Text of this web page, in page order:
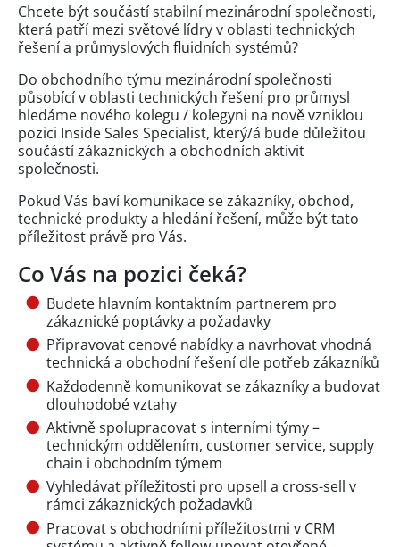
Chcete být součástí stabilní mezinárodní společnosti,
která patří mezi světové lídry v oblasti technických
řešení a průmyslových fluidních systémů?
Do obchodního týmu mezinárodní společnosti
působící v oblasti technických řešení pro průmysl
hledáme nového kolegu / kolegyni na nově vzniklou
pozici Inside Sales Specialist, který/á bude důležitou
součástí zákaznických a obchodních aktivit
společnosti.
Pokud Vás baví komunikace se zákazníky, obchod,
technické produkty a hledání řešení, může být tato
příležitost právě pro Vás.
Co Vás na pozici čeká?
Budete hlavním kontaktním partnerem pro
zákaznické poptávky a požadavky
Připravovat cenové nabídky a navrhovat vhodná
technická a obchodní řešení dle potřeb zákazníků
Každodenně komunikovat se zákazníky a budovat
dlouhodobé vztahy
Aktivně spolupracovat s interními týmy –
technickým oddělením, customer service, supply
chain i obchodním týmem
Vyhledávat příležitosti pro upsell a cross-sell v
rámci zákaznických požadavků
Pracovat s obchodními příležitostmi v CRM